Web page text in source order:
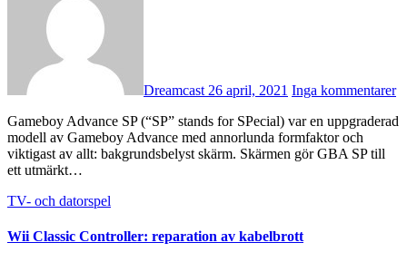
Dreamcast 26 april, 2021 Inga kommentarer
Gameboy Advance SP (“SP” stands for SPecial) var en uppgraderad
modell av Gameboy Advance med annorlunda formfaktor och
viktigast av allt: bakgrundsbelyst skärm. Skärmen gör GBA SP till
ett utmärkt…
TV- och datorspel
Wii Classic Controller: reparation av kabelbrott